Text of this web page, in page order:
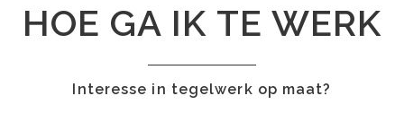
HOE GA IK TE WERK
Interesse in tegelwerk op maat?